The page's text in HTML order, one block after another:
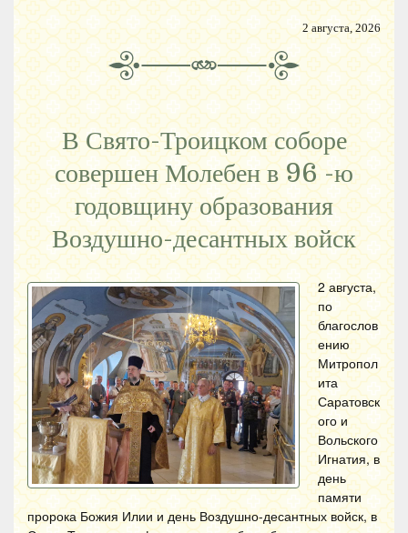
2 августа, 2026
В Свято-Троицком соборе
совершен Молебен в 96 -ю
годовщину образования
Воздушно-десантных войск
2 августа,
по
благослов
ению
Митропол
ита
Саратовск
ого и
Вольского
Игнатия, в
день
памяти
пророка Божия Илии и день Воздушно-десантных войск, в